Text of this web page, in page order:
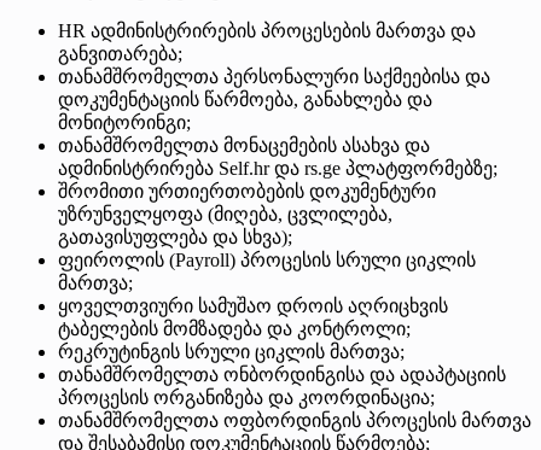
HR ადმინისტრირების პროცესების მართვა და
განვითარება;
თანამშრომელთა პერსონალური საქმეებისა და
დოკუმენტაციის წარმოება, განახლება და
მონიტორინგი;
თანამშრომელთა მონაცემების ასახვა და
ადმინისტრირება Self.hr და rs.ge პლატფორმებზე;
შრომითი ურთიერთობების დოკუმენტური
უზრუნველყოფა (მიღება, ცვლილება,
გათავისუფლება და სხვა);
ფეიროლის (Payroll) პროცესის სრული ციკლის
მართვა;
ყოველთვიური სამუშაო დროის აღრიცხვის
ტაბელების მომზადება და კონტროლი;
რეკრუტინგის სრული ციკლის მართვა;
თანამშრომელთა ონბორდინგისა და ადაპტაციის
პროცესის ორგანიზება და კოორდინაცია;
თანამშრომელთა ოფბორდინგის პროცესის მართვა
და შესაბამისი დოკუმენტაციის წარმოება;